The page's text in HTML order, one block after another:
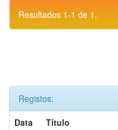
Resultados 1-1 de 1.
Registos:
Data
Título